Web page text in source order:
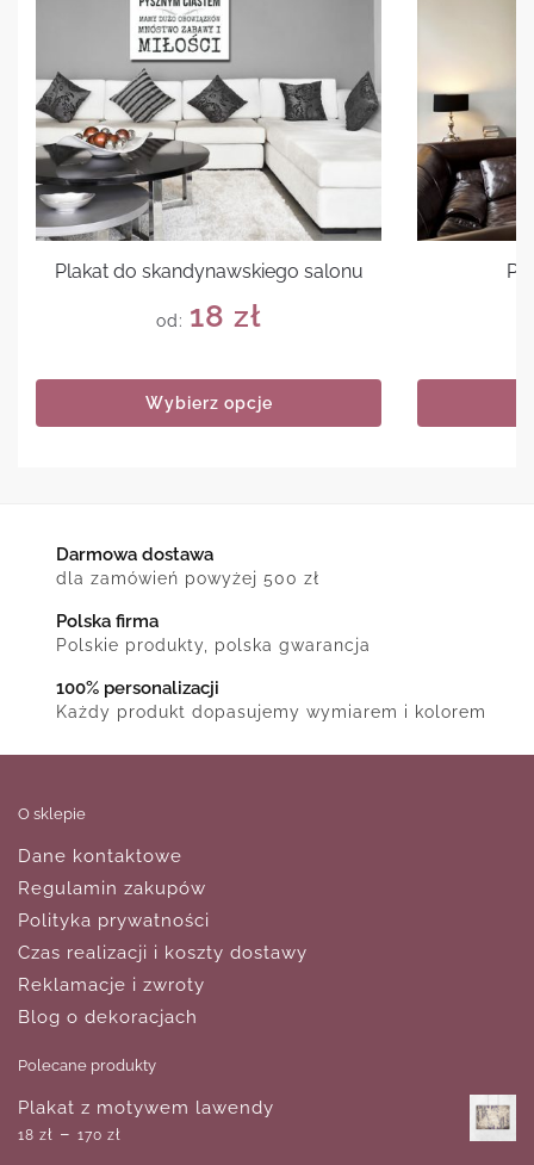
Plakat do skandynawskiego salonu
od: 18 zł
Wybierz opcje
Darmowa dostawa
dla zamówień powyżej 500 zł
Polska firma
Polskie produkty, polska gwarancja
100% personalizacji
Każdy produkt dopasujemy wymiarem i kolorem
O sklepie
Dane kontaktowe
Regulamin zakupów
Polityka prywatności
Czas realizacji i koszty dostawy
Reklamacje i zwroty
Blog o dekoracjach
Polecane produkty
Plakat z motywem lawendy
18 zł – 170 zł